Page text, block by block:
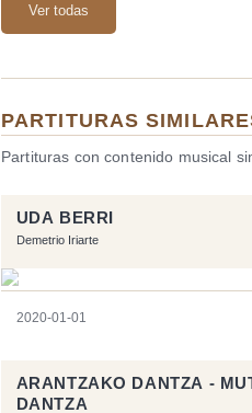
Ver todas
PARTITURAS
Partituras con contenido musical
UDA BERRI
Demetrio Iriarte
2020-01-01
ARANTZAKO DANTZA -
DANTZA